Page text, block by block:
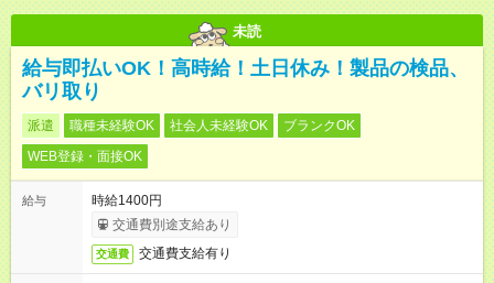
未読
給与即払いOK！高時給！土日休み！製品の検品、
バリ取り
派遣 職種未経験OK 社会人未経験OK
ブランクOK
WEB登録・面接OK
給与
時給1400円
交通費別途支給あり
交通費 交通費支給有り